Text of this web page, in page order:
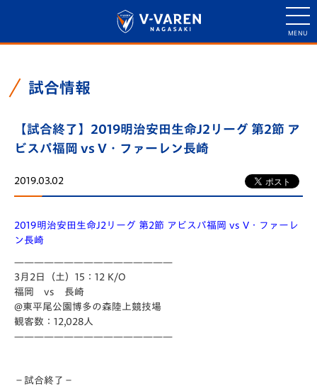
試合情報
【試合終了】2019明治安田生命J2リーグ 第2節 ア
ビスパ福岡 vs V・ファーレン長崎
2019.03.02
2019明治安田生命J2リーグ 第2節 アビスパ福岡 vs V・ファーレ
ン長崎
————————————————
3月2日（土）15：12 K/O
福岡 vs 長崎
@東平尾公園博多の森陸上競技場
観客数：12,028人
————————————————
－試合終了－